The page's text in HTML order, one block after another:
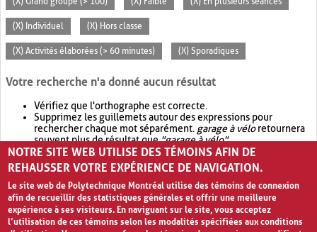
(X) Individuel (X) Hors classe
(X) Activités élaborées (> 60 minutes) (X) Sporadiques
Votre recherche n'a donné aucun résultat
Vérifiez que l'orthographe est correcte.
Supprimez les guillemets autour des expressions pour
rechercher chaque mot séparément. garage à véloretournera
souvent plus de résultat que"garage à vélo".
Envisagez d'élargir votre recherche avec OR.garage OR vélo
retournera souvent plus de résultat quegarage à vélo
NOTRE SITE WEB UTILISE DES TÉMOINS AFIN DE
REHAUSSER VOTRE EXPÉRIENCE DE NAVIGATION.
Le site web de Polytechnique Montréal utilise des témoins de connexion
afin de recueillir des statistiques générales et offrir une meilleure
expérience à ses visiteurs. En naviguant sur le site, vous acceptez
l’utilisation de ces témoins selon les modalités spécifiées aux conditions